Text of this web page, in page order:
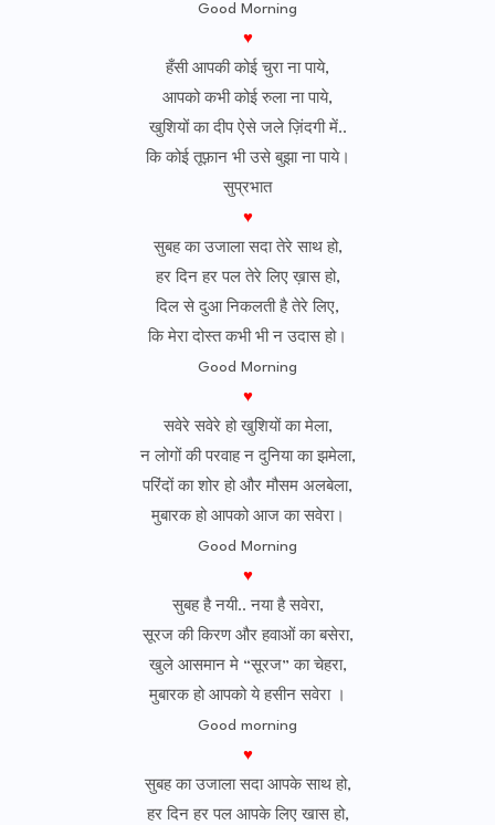
Good Morning
♥
हँसी आपकी कोई चुरा ना पाये,
आपको कभी कोई रुला ना पाये,
खुशियों का दीप ऐसे जले ज़िंदगी में..
कि कोई तूफ़ान भी उसे बुझा ना पाये।
सुप्रभात
♥
सुबह का उजाला सदा तेरे साथ हो,
हर दिन हर पल तेरे लिए ख़ास हो,
दिल से दुआ निकलती है तेरे लिए,
कि मेरा दोस्त कभी भी न उदास हो।
Good Morning
♥
सवेरे सवेरे हो खुशियों का मेला,
न लोगों की परवाह न दुनिया का झमेला,
परिंदों का शोर हो और मौसम अलबेला,
मुबारक हो आपको आज का सवेरा।
Good Morning
♥
सुबह है नयी.. नया है सवेरा,
सूरज की किरण और हवाओं का बसेरा,
खुले आसमान मे “सूरज” का चेहरा,
मुबारक हो आपको ये हसीन सवेरा ।
Good morning
♥
सुबह का उजाला सदा आपके साथ हो,
हर दिन हर पल आपके लिए खास हो,